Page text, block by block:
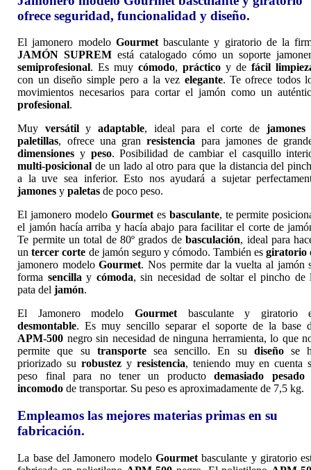
ofrece seguridad, funcionalidad y diseño.
El jamonero modelo Gourmetbasculante y giratorio de la
JAMÓN SUPREMestá catalogado cómo un soporte
semiprofesional. Es muycómodo,práctico y defácil
con un diseño simple pero a la vez elegante. Te ofrece todos
movimientos necesarios para cortar el jamón como un
profesional.
Muy versátilyadaptable, ideal para el corte de jamones
paletillas, ofrece una granresistencia para jamones de
dimensiones y peso. Posibilidad de cambiar el casquillo
multi-posicional de un lado al otro para que la distancia del
a la uve sea inferior. Esto nos ayudará a sujetar
jamones ypaletas de poco peso.
El jamonero modelo Gourmetes basculante, te permite
el jamón hacía arriba y hacía abajo para facilitar el corte de
Te permite un total de 80º grados debasculación, ideal para
untercer corte de jamón seguro y cómodo. También esgiratorio
jamonero modeloGourmet. Nos permite dar la vuelta al jamón
forma sencilla y cómoda, sin necesidad de soltar el pincho de
pata deljamón.
El Jamonero modelo Gourmetbasculante y giratorio
desmontable. Es muy sencillo separar el soporte de la base
APM-500 negro sin necesidad de ninguna herramienta, lo que
permite que su transportesea sencillo. En su diseñose
priorizado surobustez y resistencia, teniendo muy en cuenta
peso final para no tener un productodemasiado pesado
incomodo de transportar. Su peso es aproximadamente de 7,5 kg.
Empleamos las mejores materias primas en su
fabricación.
La base del Jamonero modelo Gourmetbasculante y giratorio